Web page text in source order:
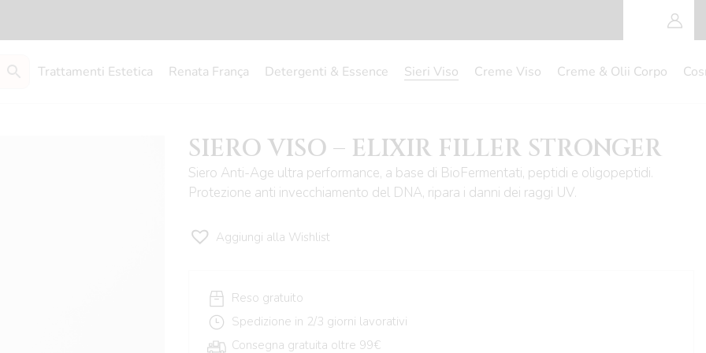
Trattamenti Estetica Renata França Detergenti & Essence Sieri Viso Creme Viso Creme & Olii Corpo
SIERO VISO – ELIXIR FILLER STRONGER
Siero Anti-Age ultra performance, a base di BioFermentati, peptidi e oligopeptidi.
Protezione anti invecchiamento del DNA, ripara i danni dei raggi UV.
Aggiungi alla Wishlist
Reso gratuito
Spedizione in 2/3 giorni lavorativi
Consegna gratuita oltre 99€